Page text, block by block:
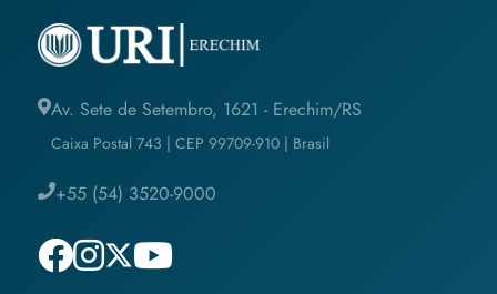
Av. Sete de Setembro, 1621 - Erechim/RS
Caixa Postal 743 | CEP 99709-910 | Brasil
+55 (54) 3520-9000